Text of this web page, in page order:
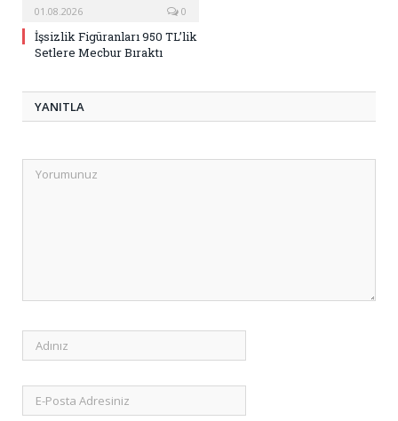
01.08.2026 0
İşsizlik Figüranları 950 TL’lik
Setlere Mecbur Bıraktı
YANITLA